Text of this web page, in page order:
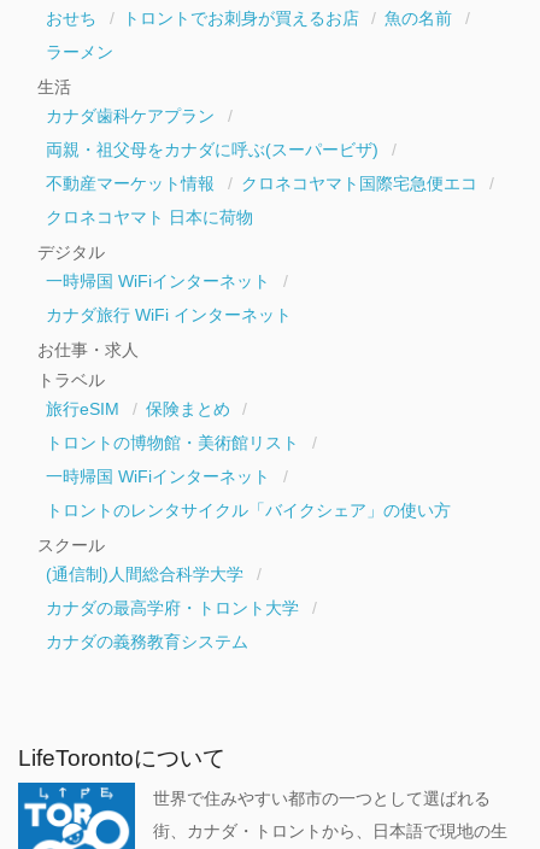
おせち
トロントでお刺身が買えるお店
魚の名前
ラーメン
生活
カナダ歯科ケアプラン
両親・祖父母をカナダに呼ぶ(スーパービザ)
不動産マーケット情報
クロネコヤマト国際宅急便エコ
クロネコヤマト 日本に荷物
デジタル
一時帰国 WiFiインターネット
カナダ旅行 WiFi インターネット
お仕事・求人
トラベル
旅行eSIM
保険まとめ
トロントの博物館・美術館リスト
一時帰国 WiFiインターネット
トロントのレンタサイクル「バイクシェア」の使い方
スクール
(通信制)人間総合科学大学
カナダの最高学府・トロント大学
カナダの義務教育システム
LifeTorontoについて
世界で住みやすい都市の一つとして選ばれる
街、カナダ・トロントから、日本語で現地の生